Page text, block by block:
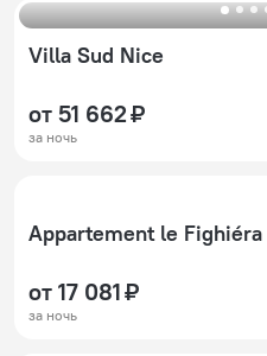
Villa Sud Nice
от 51 662 ₽
за ночь
Appartement le Fighiéra
от 17 081 ₽
за ночь